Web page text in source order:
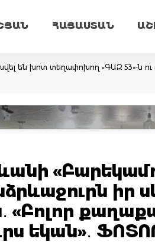
ՀԱՅԱՍՏԱՆ
են խոտ տեղափոխող «ԳԱԶ 53»-ն ու
իր
«Բոլոր
եկան»․